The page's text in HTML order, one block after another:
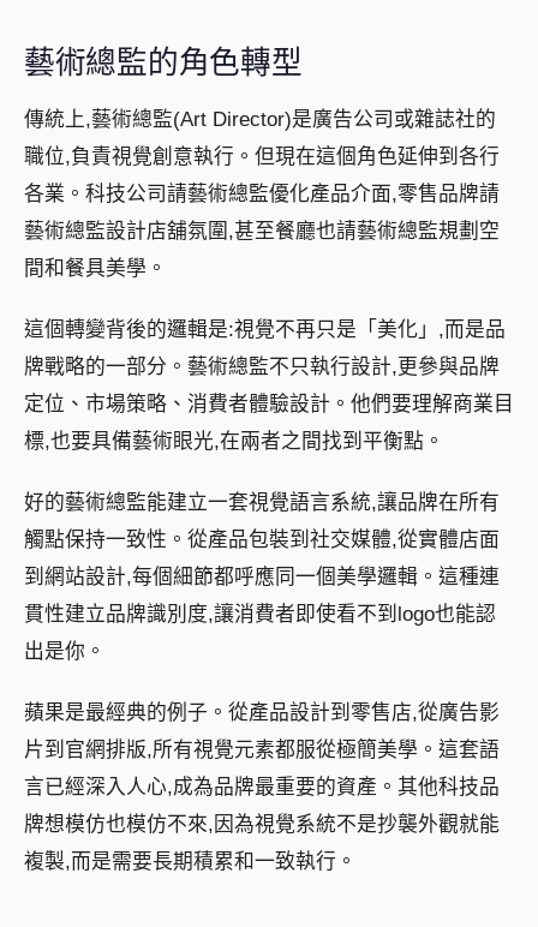
藝術總監的角色轉型
傳統上,藝術總監(Art Director)是廣告公司或雜誌社的
職位,負責視覺創意執行。但現在這個角色延伸到各行
各業。科技公司請藝術總監優化產品介面,零售品牌請
藝術總監設計店舖氛圍,甚至餐廳也請藝術總監規劃空
間和餐具美學。
這個轉變背後的邏輯是:視覺不再只是「美化」,而是品
牌戰略的一部分。藝術總監不只執行設計,更參與品牌
定位、市場策略、消費者體驗設計。他們要理解商業目
標,也要具備藝術眼光,在兩者之間找到平衡點。
好的藝術總監能建立一套視覺語言系統,讓品牌在所有
觸點保持一致性。從產品包裝到社交媒體,從實體店面
到網站設計,每個細節都呼應同一個美學邏輯。這種連
貫性建立品牌識別度,讓消費者即使看不到logo也能認
出是你。
蘋果是最經典的例子。從產品設計到零售店,從廣告影
片到官網排版,所有視覺元素都服從極簡美學。這套語
言已經深入人心,成為品牌最重要的資產。其他科技品
牌想模仿也模仿不來,因為視覺系統不是抄襲外觀就能
複製,而是需要長期積累和一致執行。